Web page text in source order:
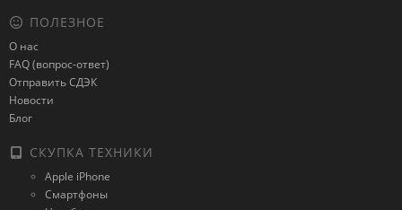
ПОЛЕЗНОЕ
О нас
FAQ (вопрос-ответ)
Отправить СДЭК
Новости
Блог
СКУПКА ТЕХНИКИ
Apple iPhone
Смартфоны